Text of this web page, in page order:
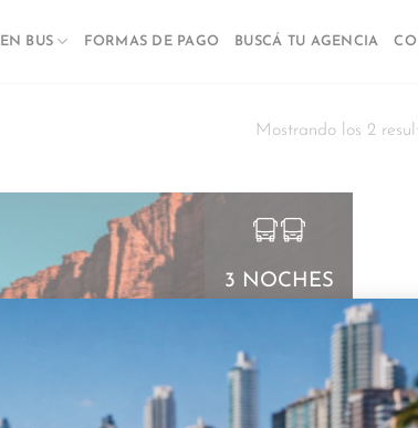
BUS FORMAS DE PAGO BUSCÁ TU AGENCIA
Mostrando los 2
3 NOCHES
TALAMPAYA